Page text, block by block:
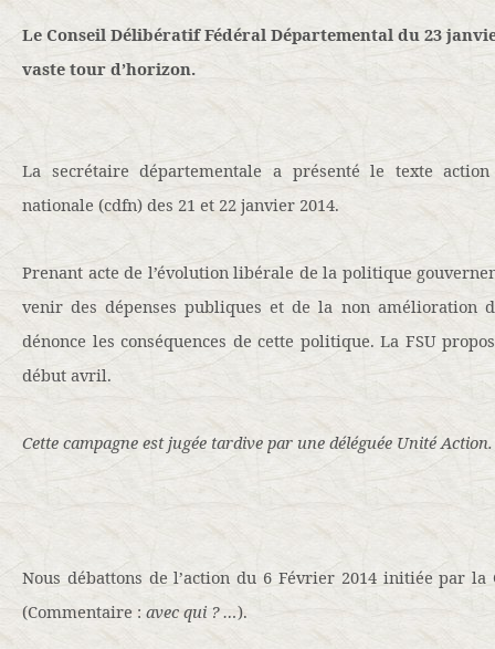
Le Conseil Délibératif Fédéral Départemental du 23
vaste tour d’horizon.
La secrétaire départementale a présenté le texte
nationale (cdfn) des 21 et 22 janvier 2014.
Prenant acte de l’évolution libérale de la politique
venir des dépenses publiques et de la non amélioration
dénonce les conséquences de cette politique. La FSU
début avril.
Cette campagne est jugée tardive par une déléguée Unité Action.
Nous débattons de l’action du 6 Février 2014 initiée par
(Commentaire : avec qui ? …).